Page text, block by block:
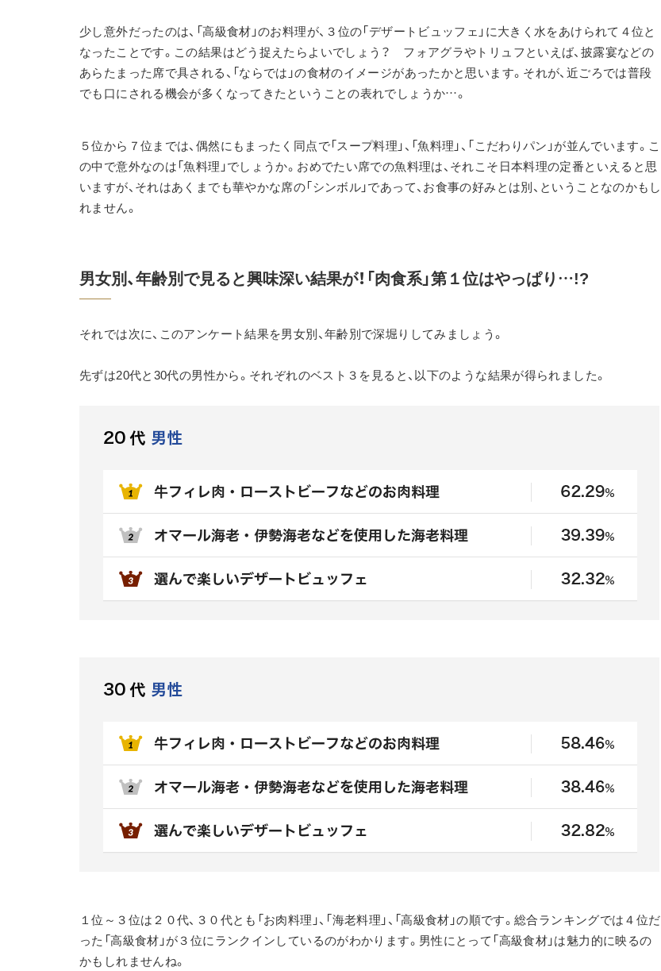
少し意外だったのは、「高級食材」のお料理が、３位の「デザートビュッフェ」に大きく水をあけられて４位と
なったことです。この結果はどう捉えたらよいでしょう？　フォアグラやトリュフといえば、披露宴などの
あらたまった席で具される、「ならでは」の食材のイメージがあったかと思います。それが、近ごろでは普段
でも口にされる機会が多くなってきたということの表れでしょうか…。
５位から７位までは、偶然にもまったく同点で「スープ料理」、「魚料理」、「こだわりパン」が並んでいます。こ
の中で意外なのは「魚料理」でしょうか。おめでたい席での魚料理は、それこそ日本料理の定番といえると思
いますが、それはあくまでも華やかな席の「シンボル」であって、お食事の好みとは別、ということなのかもし
れません。
男女別、年齢別で見ると興味深い結果が！「肉食系」第１位はやっぱり…!?
それでは次に、このアンケート結果を男女別、年齢別で深堀りしてみましょう。
先ずは20代と30代の男性から。それぞれのベスト３を見ると、以下のような結果が得られました。
１位～３位は２０代、３０代とも「お肉料理」、「海老料理」、「高級食材」の順です。総合ランキングでは４位だ
った「高級食材」が３位にランクインしているのがわかります。男性にとって「高級食材」は魅力的に映るの
かもしれませんね。